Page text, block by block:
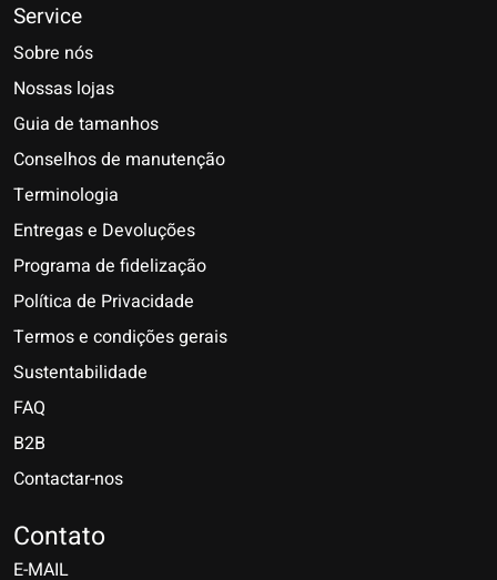
Service
Sobre nós
Nossas lojas
Guia de tamanhos
Conselhos de manutenção
Terminologia
Entregas e Devoluções
Programa de fidelização
Política de Privacidade
Termos e condições gerais
Sustentabilidade
FAQ
B2B
Contactar-nos
Contato
E-MAIL